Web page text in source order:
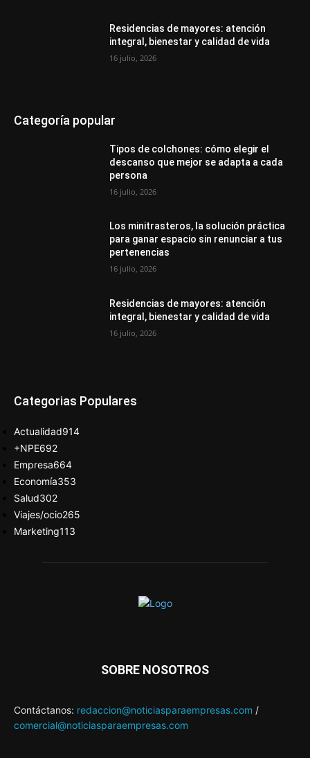
Residencias de mayores: atención
integral, bienestar y calidad de vida
16 julio, 2026
Categoría popular
Tipos de colchones: cómo elegir el
descanso que mejor se adapta a cada
persona
16 julio, 2026
Los minitrasteros, la solución práctica
para ganar espacio sin renunciar a tus
pertenencias
16 julio, 2026
Residencias de mayores: atención
integral, bienestar y calidad de vida
16 julio, 2026
Categorias Populares
Actualidad914
+NPE692
Empresa664
Economía353
Salud302
Viajes/ocio265
Marketing113
SOBRE NOSOTROS
Contáctanos: redaccion@noticiasparaempresas.com /
comercial@noticiasparaempresas.com